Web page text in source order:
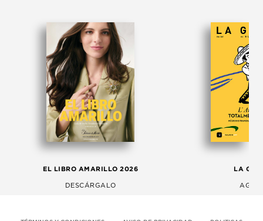
EL LIBRO AMARILLO 2026
DESCÁRGALO
LA